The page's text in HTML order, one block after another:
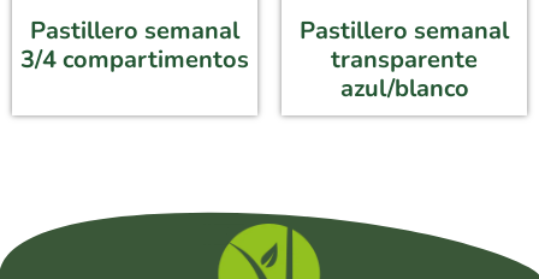
Pastillero semanal
3/4 compartimentos
Pastillero semanal
transparente
azul/blanco